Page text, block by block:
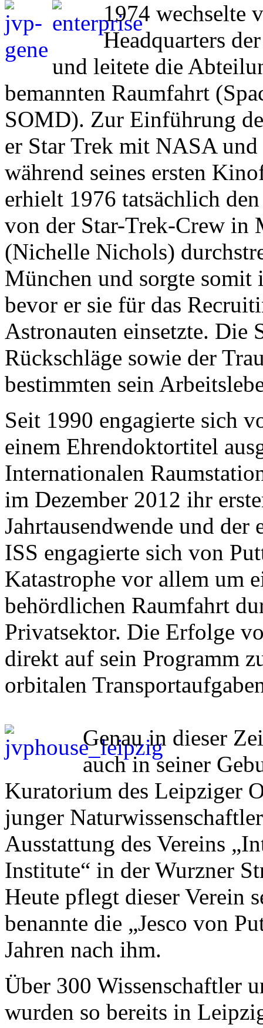
1974 wechselte
Headquarters
und leitete die
bemannten Raumfahrt
SOMD). Zur Einführung
er Star Trek mit NASA
während seines ersten
erhielt 1976 tatsächlich
von der Star-Trek-Crew
(Nichelle Nichols)
München und sorgte
bevor er sie für das
Astronauten einsetzte. Die
Rückschläge sowie der
bestimmten sein
Seit 1990 engagierte sich
einem Ehrendoktortitel
Internationalen
im Dezember 2012 ihr
Jahrtausendwende und der
ISS engagierte sich von
Katastrophe vor allem um
behördlichen Raumfahrt
Privatsektor. Die Erfolge
direkt auf sein Programm
orbitalen
Genau in dieser
auch in seiner
Kuratorium des Leipziger
junger
Ausstattung des Vereins
Institute“ in der Wurzner
Heute pflegt dieser Verein
benannte die „Jesco von
Jahren nach ihm.
Über 300 Wissenschaftler
wurden so bereits in